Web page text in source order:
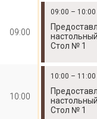
09:00
09:00 – 10:00
Стол № 1
10:00
10:00 – 11:00
Стол № 1